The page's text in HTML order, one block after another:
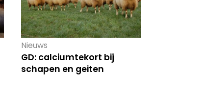
Nieuws
GD: calciumtekort bij
schapen en geiten